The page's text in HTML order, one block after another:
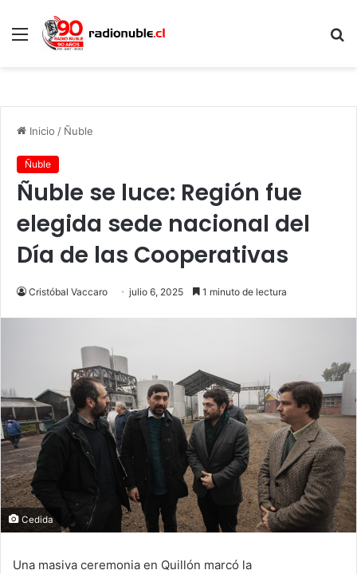
Menú
Inicio / Ñuble
Ñuble
Ñuble se luce: Región fue
elegida sede nacional del
Día de las Cooperativas
Cristóbal Vaccaro julio 6, 2025 1 minuto de lectura
Cedida
Una masiva ceremonia en Quillón marcó la